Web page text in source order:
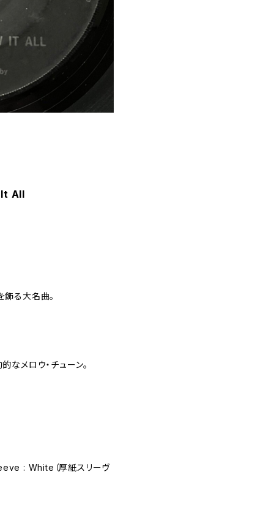
All
る大名曲。
なメロウ・チューン。
: White（厚紙スリーヴ